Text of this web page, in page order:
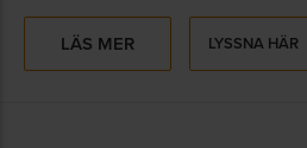
LÄS MER LYSSNA HÄR